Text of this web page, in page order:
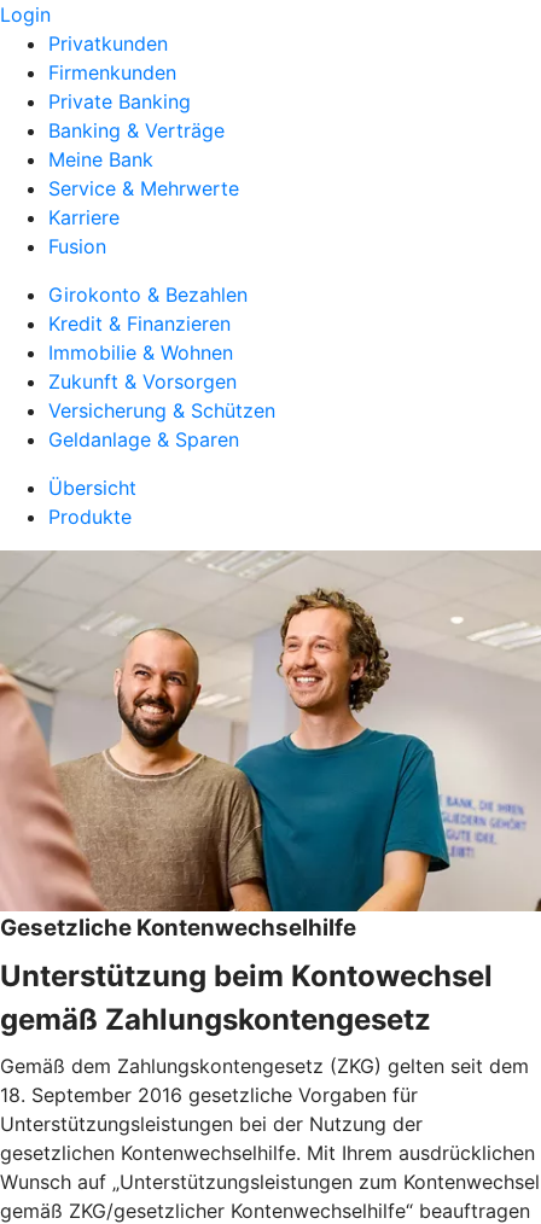
Login
Privatkunden
Firmenkunden
Private Banking
Banking & Verträge
Meine Bank
Service & Mehrwerte
Karriere
Fusion
Girokonto & Bezahlen
Kredit & Finanzieren
Immobilie & Wohnen
Zukunft & Vorsorgen
Versicherung & Schützen
Geldanlage & Sparen
Übersicht
Produkte
Gesetzliche Kontenwechselhilfe
Unterstützung beim Kontowechsel
gemäß Zahlungskontengesetz
Gemäß dem Zahlungskontengesetz (ZKG) gelten seit dem
18. September 2016 gesetzliche Vorgaben für
Unterstützungsleistungen bei der Nutzung der
gesetzlichen Kontenwechselhilfe. Mit Ihrem ausdrücklichen
Wunsch auf „Unterstützungsleistungen zum Kontenwechsel
gemäß ZKG/gesetzlicher Kontenwechselhilfe“ beauftragen